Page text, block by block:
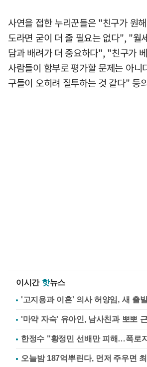
사연을 접한 누리꾼들은 "친구가 원
도라면 굳이 더 줄 필요는 없다", "월
담과 배려가 더 중요하다", "친구가
사람들이 함부로 평가할 문제는 아
구들이 오히려 질투하는 것 같다" 등
이시간 핫뉴스
'고지용과 이혼' 의사 허양임, 새 출
'마약 자숙' 유아인, 남사친과 뽀뽀
한정수 "황정민 선배만 피해…폭로